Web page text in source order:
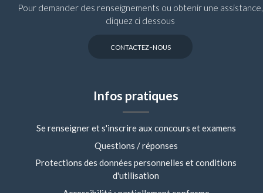
Pour demander des renseignements ou obtenir une assistance,
cliquez ci dessous
contactez-nous
Infos pratiques
Se renseigner et s'inscrire aux concours et examens
Questions / réponses
Protections des données personnelles et conditions
d'utilisation